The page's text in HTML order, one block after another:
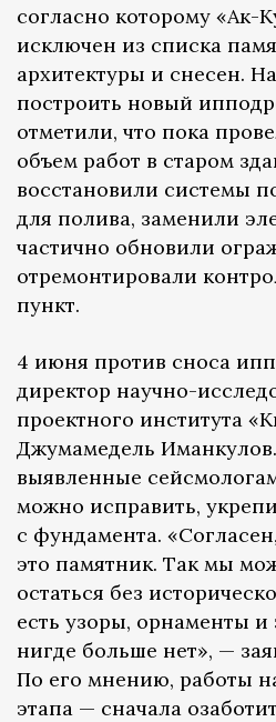
согласно которому «Ак-
исключен из списка
архитектуры и снесен.
построить новый
отметили, что пока
объем работ в старом
восстановили системы
для полива, заменили
частично обновили
отремонтировали
пункт.
4 июня против сноса
директор научно-
проектного института
Джумамедель
выявленные
можно исправить,
с фундамента.
это памятник. Так мы
остаться без
есть узоры, орнаменты
нигде больше нет», —
По его мнению, работы
этапа — сначала